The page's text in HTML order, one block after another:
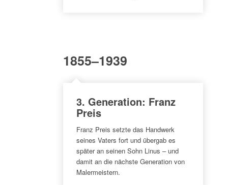
1855–1939
3. Generation: Franz
Preis
Franz Preis setzte das Handwerk
seines Vaters fort und übergab es
später an seinen Sohn Linus – und
damit an die nächste Generation von
Malermeistern.